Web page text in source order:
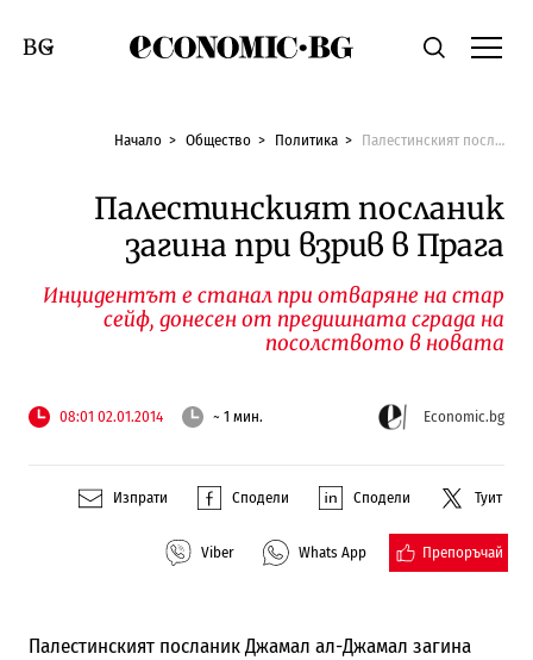
Economic.bgТърсене
Смяна на език
Начало Общество Политика Палестинският посланик загина при взрив в Прага
Палестинският посланик
загина при взрив в Прага
Инцидентът е станал при отваряне на стар
сейф, донесен от предишната сграда на
посолството в новата
08:01 02.01.2014 ~ 1 мин. Economic.bg
Изпрати Сподели Сподели Туит
Viber Whats App Препоръчай
Палестинският посланик Джамал ал-Джамал загина